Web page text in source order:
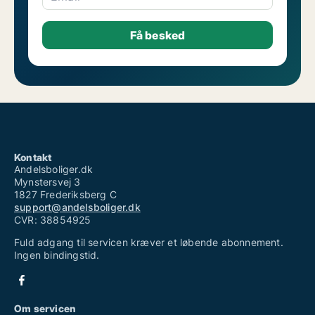
Kontakt
Andelsboliger.dk
Mynstersvej 3
1827 Frederiksberg C
support@andelsboliger.dk
CVR: 38854925
Fuld adgang til servicen kræver et løbende abonnement.
Ingen bindingstid.
Om servicen